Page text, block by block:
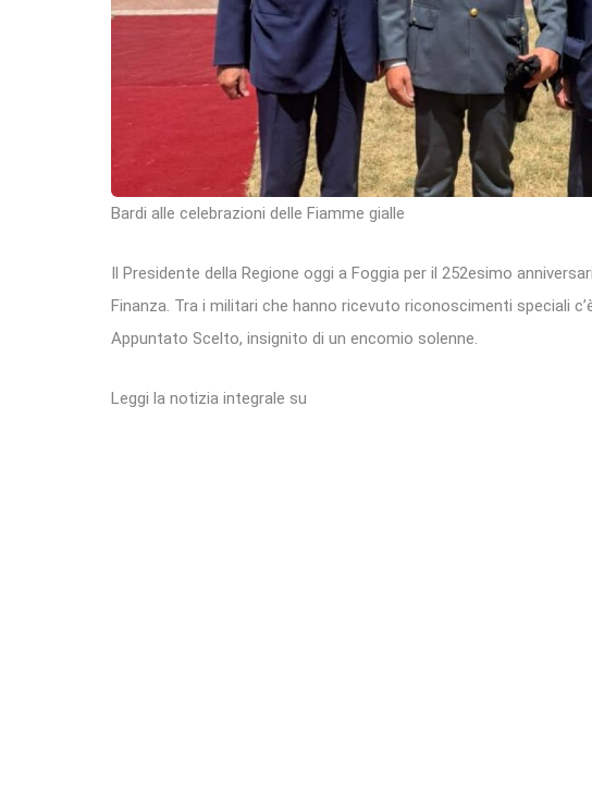
Bardi alle celebrazioni delle Fiamme gialle
Il Presidente della Regione oggi a Foggia per il 252esimo
Finanza. Tra i militari che hanno ricevuto riconoscimenti speciali
Appuntato Scelto, insignito di un encomio solenne.
Leggi la notizia integrale su